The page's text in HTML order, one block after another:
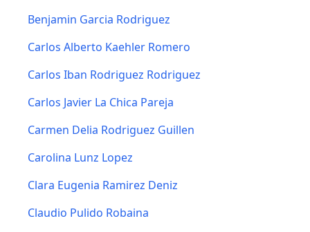
Benjamin Garcia Rodriguez
Carlos Alberto Kaehler Romero
Carlos Iban Rodriguez Rodriguez
Carlos Javier La Chica Pareja
Carmen Delia Rodriguez Guillen
Carolina Lunz Lopez
Clara Eugenia Ramirez Deniz
Claudio Pulido Robaina